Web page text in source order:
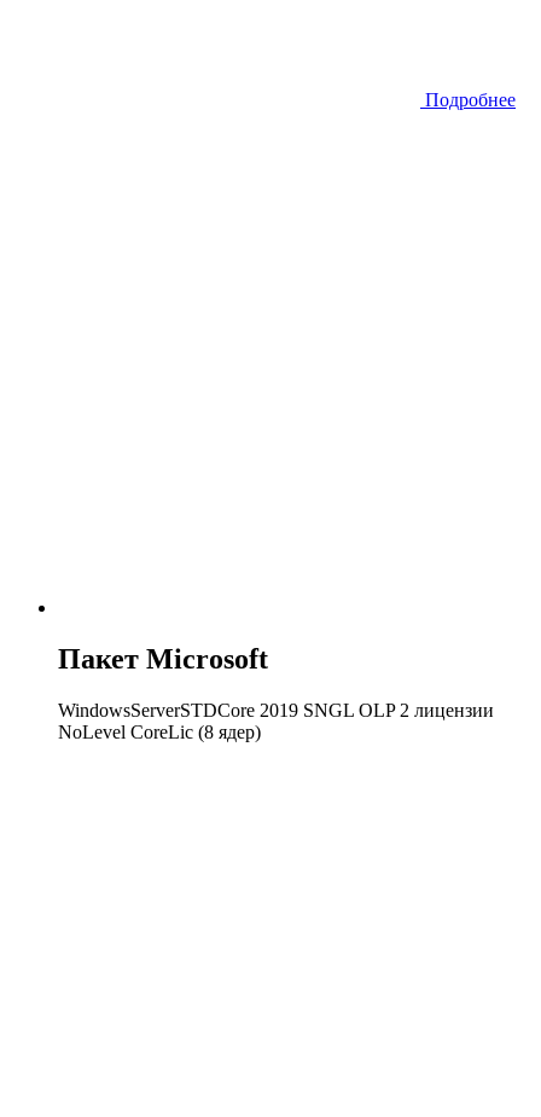
Подробнее
Пакет Microsoft
WindowsServerSTDCore 2019 SNGL OLP 2 лицензии
NoLevel CoreLic (8 ядер)